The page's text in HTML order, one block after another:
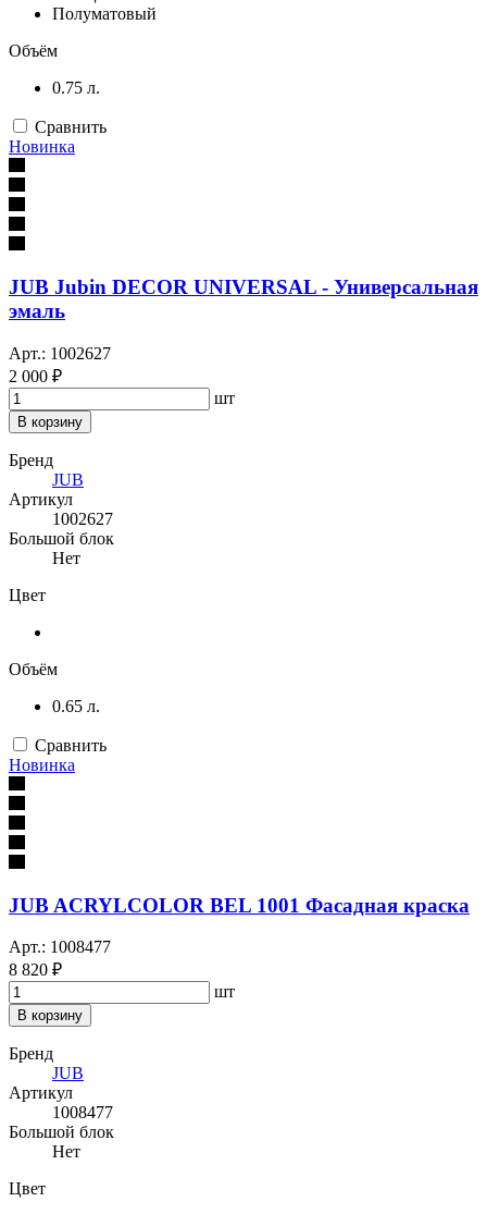
Полуматовый
Объём
0.75 л.
Сравнить
Новинка
JUB Jubin DECOR UNIVERSAL - Универсальная
эмаль
Арт.: 1002627
2 000 ₽
шт
В корзину
Бренд
JUB
Артикул
1002627
Большой блок
Нет
Цвет
Объём
0.65 л.
Сравнить
Новинка
JUB ACRYLCOLOR BEL 1001 Фасадная краска
Арт.: 1008477
8 820 ₽
шт
В корзину
Бренд
JUB
Артикул
1008477
Большой блок
Нет
Цвет